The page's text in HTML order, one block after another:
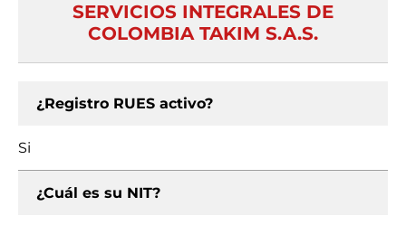
SERVICIOS INTEGRALES DE
COLOMBIA TAKIM S.A.S.
¿Registro RUES activo?
Si
¿Cuál es su NIT?